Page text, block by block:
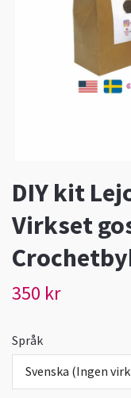
DIY kit
Virkset
350 kr
Språk
Svenska (Ingen